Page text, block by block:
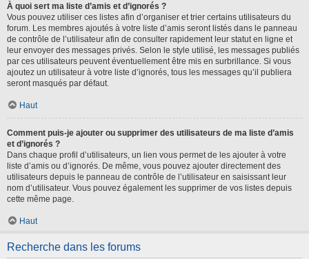
À quoi sert ma liste d’amis et d’ignorés ?
Vous pouvez utiliser ces listes afin d’organiser et trier certains utilisateurs du
forum. Les membres ajoutés à votre liste d’amis seront listés dans le panneau
de contrôle de l’utilisateur afin de consulter rapidement leur statut en ligne et
leur envoyer des messages privés. Selon le style utilisé, les messages publiés
par ces utilisateurs peuvent éventuellement être mis en surbrillance. Si vous
ajoutez un utilisateur à votre liste d’ignorés, tous les messages qu’il publiera
seront masqués par défaut.
Haut
Comment puis-je ajouter ou supprimer des utilisateurs de ma liste d’amis
et d’ignorés ?
Dans chaque profil d’utilisateurs, un lien vous permet de les ajouter à votre
liste d’amis ou d’ignorés. De même, vous pouvez ajouter directement des
utilisateurs depuis le panneau de contrôle de l’utilisateur en saisissant leur
nom d’utilisateur. Vous pouvez également les supprimer de vos listes depuis
cette même page.
Haut
Recherche dans les forums